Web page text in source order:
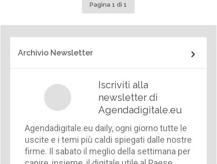
Pagina 1 di 1
Archivio Newsletter
Iscriviti alla
newsletter di
Agendadigitale.eu
Agendadigitale.eu daily, ogni giorno tutte le
uscite e i temi più caldi spiegati dalle nostre
firme. Il sabato il meglio della settimana per